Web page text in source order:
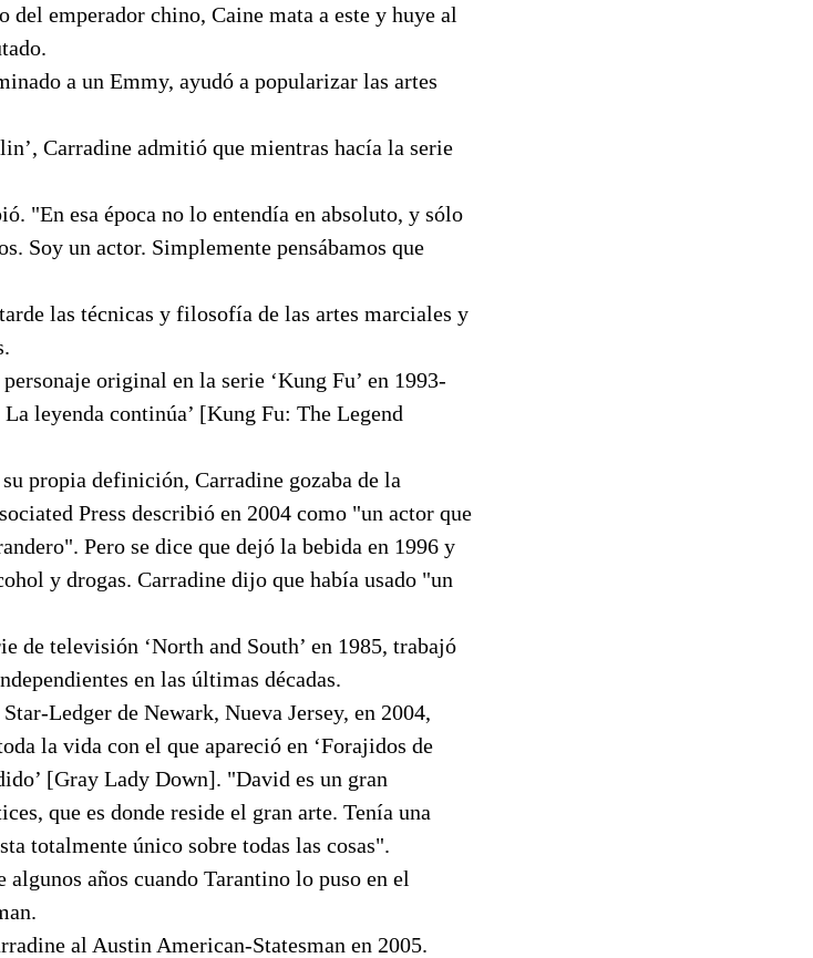
del emperador chino, Caine mata a este y huye al
a un Emmy, ayudó a popularizar las artes
Carradine admitió que mientras hacía la serie
"En esa época no lo entendía en absoluto, y sólo
Soy un actor. Simplemente pensábamos que
las técnicas y filosofía de las artes marciales y
original en la serie ‘Kung Fu’ en 1993-
leyenda continúa’ [Kung Fu: The Legend
propia definición, Carradine gozaba de la
Press describió en 2004 como "un actor que
Pero se dice que dejó la bebida en 1996 y
y drogas. Carradine dijo que había usado "un
de televisión ‘North and South’ en 1985, trabajó
en las últimas décadas.
Ledger de Newark, Nueva Jersey, en 2004,
la vida con el que apareció en ‘Forajidos de
[Gray Lady Down]. "David es un gran
que es donde reside el gran arte. Tenía una
totalmente único sobre todas las cosas".
años cuando Tarantino lo puso en el
al Austin American-Statesman en 2005.